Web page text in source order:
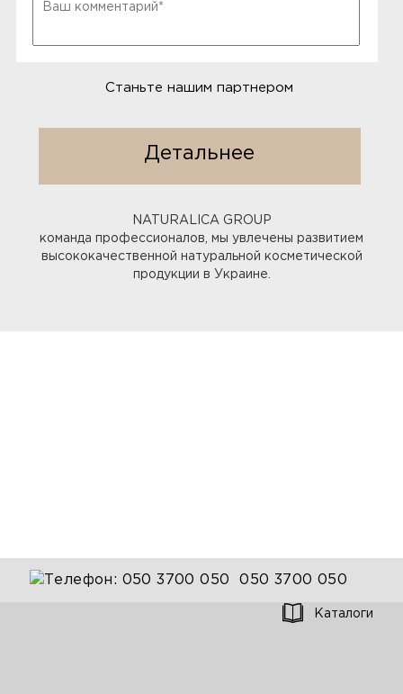
Станьте нашим партнером
Детальнее
NATURALICA GROUP
команда профессионалов, мы увлечены развитием
высококачественной натуральной косметической
продукции в Украине.
050 3700 050
Каталоги